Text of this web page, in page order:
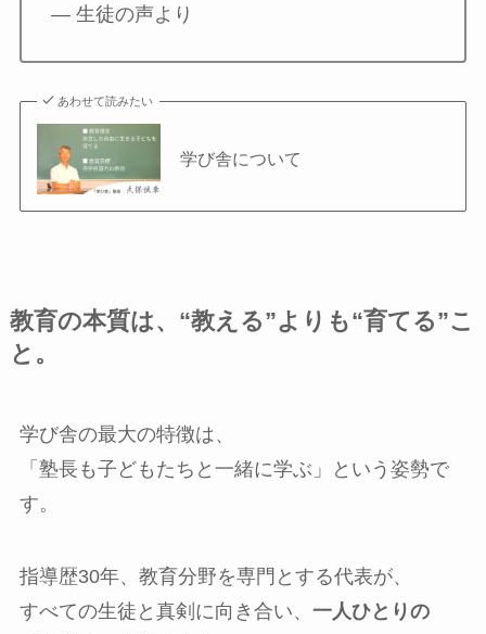
— 生徒の声より
あわせて読みたい
学び舎について
教育の本質は、“教える”よりも“育てる”こ
と。
学び舎の最大の特徴は、
「塾長も子どもたちと一緒に学ぶ」という姿勢で
す。
指導歴30年、教育分野を専門とする代表が、
すべての生徒と真剣に向き合い、 一人ひとりの